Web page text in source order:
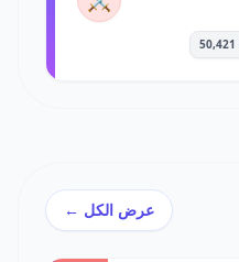
عرض الكل ←